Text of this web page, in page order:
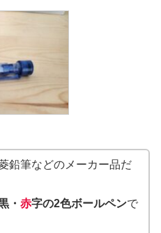
鉛筆などのメーカー品だ
・ 赤字の2色ボールペンで